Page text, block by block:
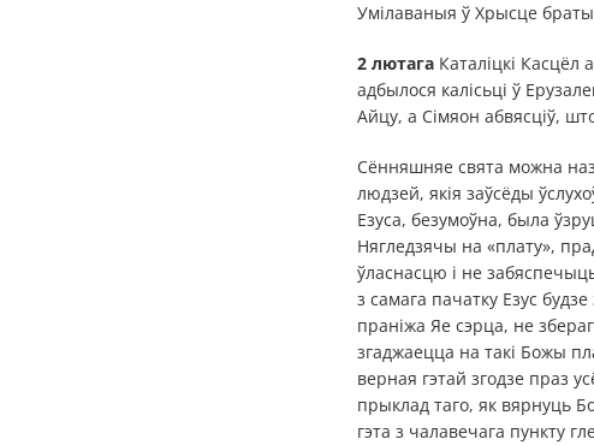
Умілаваныя ў Хрысце браты
2 лютага Каталіцкі
адбылося калісьці ў
Айцу, а Сімяон абвясціў,
Сённяшняе свята можна
людзей, якія заўсёды
Езуса, безумоўна, была
Нягледзячы на «плату»,
ўласнасцю і не
з самага пачатку Езус
праніжа Яе сэрца, не
згаджаецца на такі Божы
верная гэтай згодзе праз
прыклад таго, як вярнуць
гэта з чалавечага пункту